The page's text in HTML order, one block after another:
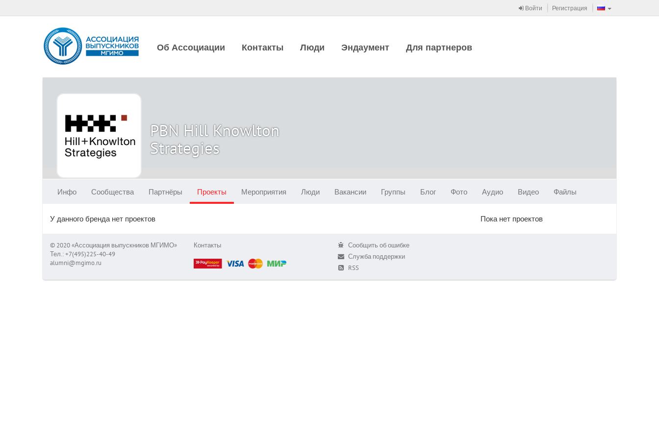
Войти Регистрация
Об Ассоциации Контакты Люди Эндаумент Для партнеров
PBN Hill Knowlton
Strategies
Инфо Сообщества Партнёры Проекты Мероприятия Люди Вакансии Группы Блог Фото Аудио Видео Файлы
Пока нет проектов
У данного бренда нет проектов
© 2020 «Ассоциация выпускников МГИМО»
Тел.: +7(495)225-40-49
alumni@mgimo.ru
Контакты
Сообщить об ошибке
Служба поддержки
RSS